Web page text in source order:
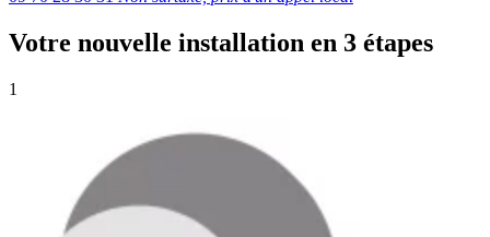
Votre nouvelle installation en 3 étapes
1